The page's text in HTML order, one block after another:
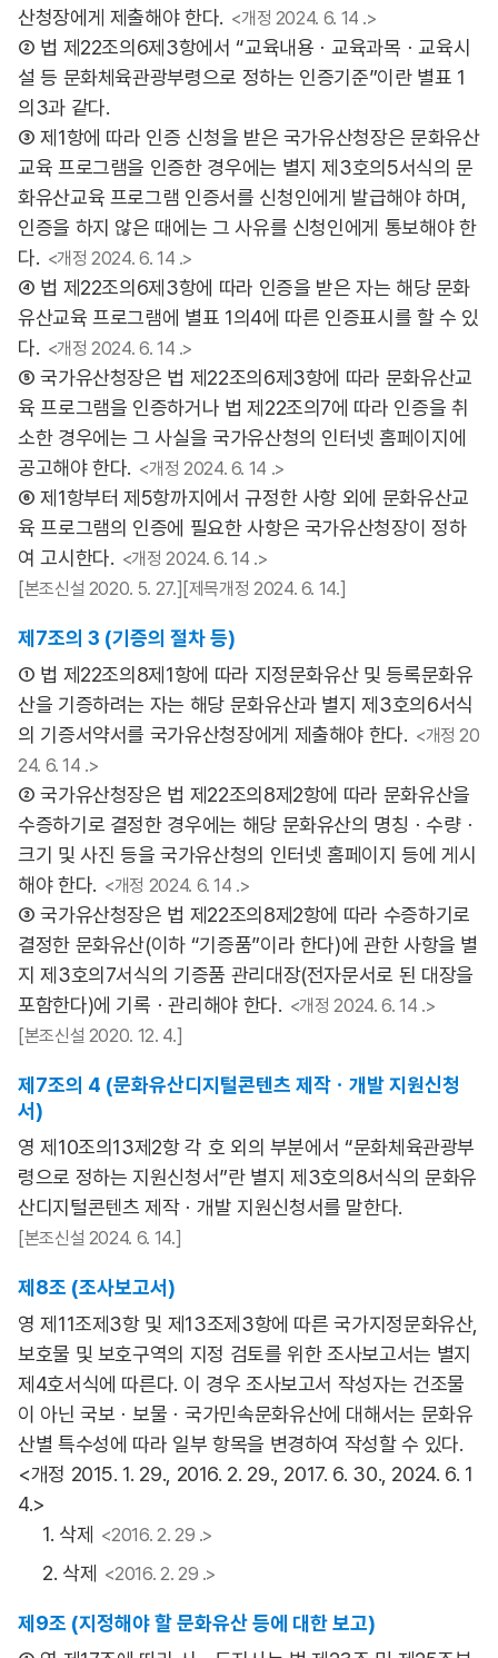
산청장에게 제출해야 한다. <개정 2024. 6. 14 .>
② 법 제22조의6제3항에서 “교육내용ㆍ교육과목ㆍ교육시
설 등 문화체육관광부령으로 정하는 인증기준”이란 별표 1
의3과 같다.
③ 제1항에 따라 인증 신청을 받은 국가유산청장은 문화유산
교육 프로그램을 인증한 경우에는 별지 제3호의5서식의 문
화유산교육 프로그램 인증서를 신청인에게 발급해야 하며,
인증을 하지 않은 때에는 그 사유를 신청인에게 통보해야 한
다. <개정 2024. 6. 14 .>
④ 법 제22조의6제3항에 따라 인증을 받은 자는 해당 문화
유산교육 프로그램에 별표 1의4에 따른 인증표시를 할 수 있
다. <개정 2024. 6. 14 .>
⑤ 국가유산청장은 법 제22조의6제3항에 따라 문화유산교
육 프로그램을 인증하거나 법 제22조의7에 따라 인증을 취
소한 경우에는 그 사실을 국가유산청의 인터넷 홈페이지에
공고해야 한다. <개정 2024. 6. 14 .>
⑥ 제1항부터 제5항까지에서 규정한 사항 외에 문화유산교
육 프로그램의 인증에 필요한 사항은 국가유산청장이 정하
여 고시한다. <개정 2024. 6. 14 .>
[본조신설 2020. 5. 27.][제목개정 2024. 6. 14.]
제7조의 3 (기증의 절차 등)
① 법 제22조의8제1항에 따라 지정문화유산 및 등록문화유
산을 기증하려는 자는 해당 문화유산과 별지 제3호의6서식
의 기증서약서를 국가유산청장에게 제출해야 한다. <개정 20
24. 6. 14 .>
② 국가유산청장은 법 제22조의8제2항에 따라 문화유산을
수증하기로 결정한 경우에는 해당 문화유산의 명칭ㆍ수량ㆍ
크기 및 사진 등을 국가유산청의 인터넷 홈페이지 등에 게시
해야 한다. <개정 2024. 6. 14 .>
③ 국가유산청장은 법 제22조의8제2항에 따라 수증하기로
결정한 문화유산(이하 “기증품”이라 한다)에 관한 사항을 별
지 제3호의7서식의 기증품 관리대장(전자문서로 된 대장을
포함한다)에 기록ㆍ관리해야 한다. <개정 2024. 6. 14 .>
[본조신설 2020. 12. 4.]
제7조의 4 (문화유산디지털콘텐츠 제작ㆍ개발 지원신청
서)
영 제10조의13제2항 각 호 외의 부분에서 “문화체육관광부
령으로 정하는 지원신청서”란 별지 제3호의8서식의 문화유
산디지털콘텐츠 제작ㆍ개발 지원신청서를 말한다.
[본조신설 2024. 6. 14.]
제8조 (조사보고서)
영 제11조제3항 및 제13조제3항에 따른 국가지정문화유산,
보호물 및 보호구역의 지정 검토를 위한 조사보고서는 별지
제4호서식에 따른다. 이 경우 조사보고서 작성자는 건조물
이 아닌 국보ㆍ보물ㆍ국가민속문화유산에 대해서는 문화유
산별 특수성에 따라 일부 항목을 변경하여 작성할 수 있다.
<개정 2015. 1. 29., 2016. 2. 29., 2017. 6. 30., 2024. 6. 1
4.>
1. 삭제
<2016. 2. 29 .>
2. 삭제 <2016. 2. 29 .>
제9조 (지정해야 할 문화유산 등에 대한 보고)